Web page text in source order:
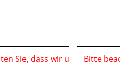
einer Veranstaltung
06.08.2026 bis
Sie, dass wir uns in der
Bitte